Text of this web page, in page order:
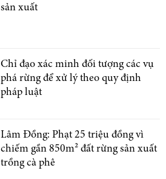
sản xuất
Chỉ đạo xác minh đối tượng các vụ
phá rừng để xử lý theo quy định
pháp luật
Lâm Đồng: Phạt 25 triệu đồng vì
chiếm gần 850m² đất rừng sản xuất
trồng cà phê